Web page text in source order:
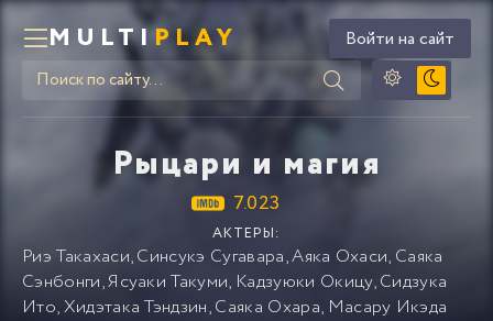
MULTI PLAY Войти на сайт
Рыцари и магия
7.023
АКТЕРЫ:
Риэ Такахаси,Синсукэ Сугавара,Аяка Охаси, Саяка
Сэнбонги,Ясуаки Такуми, Кадзуюки Окицу,Сидзука
Ито,Хидэтака Тэндзин,Саяка Охара, Масару Икэда